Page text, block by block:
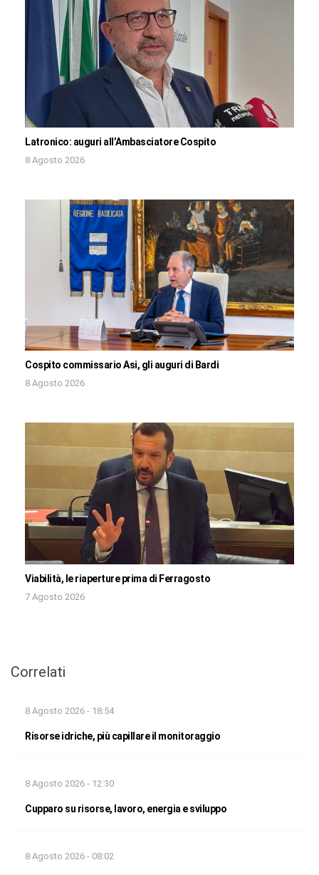
Latronico: auguri all’Ambasciatore Cospito
8 Agosto 2026
Cospito commissario Asi, gli auguri di Bardi
8 Agosto 2026
Viabilità, le riaperture prima di Ferragosto
7 Agosto 2026
Correlati
8 Agosto 2026 - 18:54
Risorse idriche, più capillare il monitoraggio
8 Agosto 2026 - 12:30
Cupparo su risorse, lavoro, energia e sviluppo
8 Agosto 2026 - 08:02